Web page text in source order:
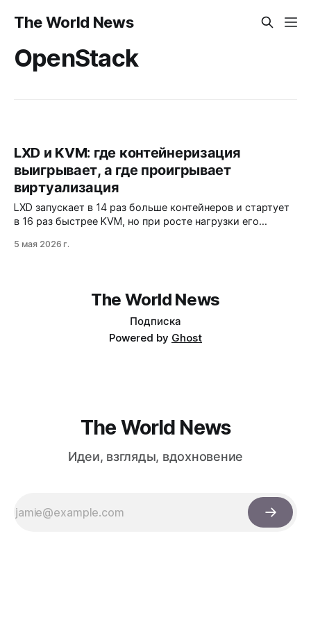
The World News
OpenStack
LXD и KVM: где контейнеризация
выигрывает, а где проигрывает
виртуализация
LXD запускает в 14 раз больше контейнеров и стартует
в 16 раз быстрее KVM, но при росте нагрузки его
ВМ изолированы аппаратно — выбор зависит от
5 мая 2026 г.
The World News
Подписка
Powered by Ghost
The World News
Идеи, взгляды, вдохновение